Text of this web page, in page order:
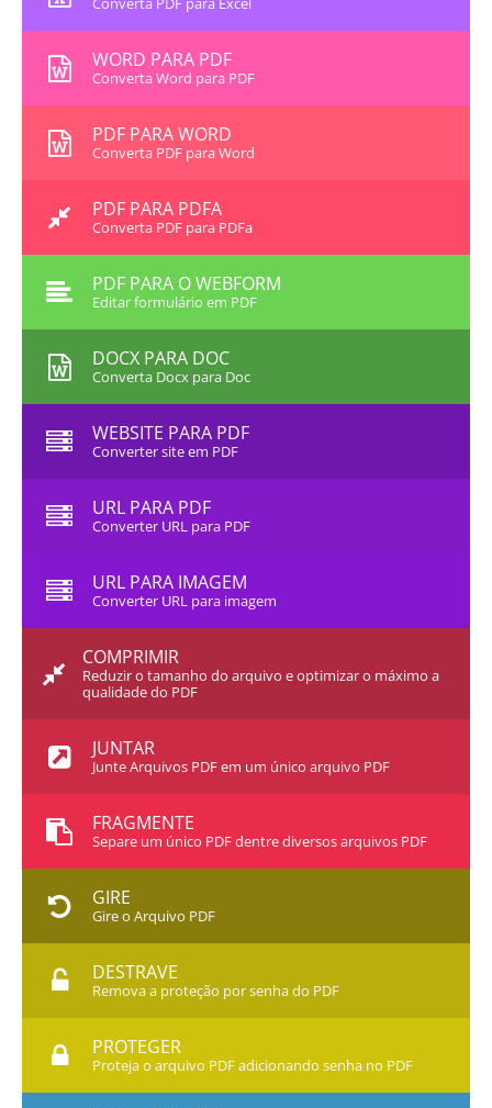
WORD PARA PDF
Converta Word para PDF
PDF PARA WORD
Converta PDF para Word
PDF PARA PDFA
Converta PDF para PDFa
PDF PARA O WEBFORM
Editar formulário em PDF
DOCX PARA DOC
Converta Docx para Doc
WEBSITE PARA PDF
Converter site em PDF
URL PARA PDF
Converter URL para PDF
URL PARA IMAGEM
Converter URL para imagem
COMPRIMIR
Reduzir o tamanho do arquivo e optimizar o máximo a
qualidade do PDF
JUNTAR
Junte Arquivos PDF em um único arquivo PDF
FRAGMENTE
Separe um único PDF dentre diversos arquivos PDF
GIRE
Gire o Arquivo PDF
DESTRAVE
Remova a proteção por senha do PDF
PROTEGER
Proteja o arquivo PDF adicionando senha no PDF